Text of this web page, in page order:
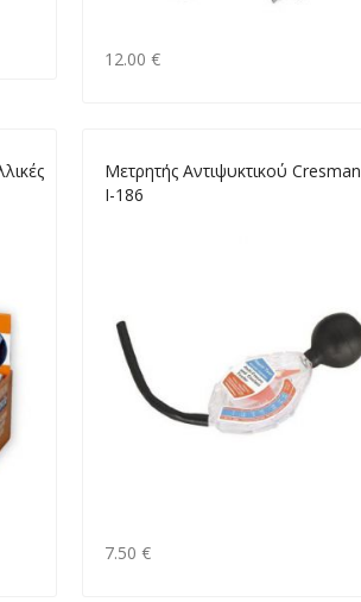
12.00 €
Μετρητής Αντιψυκτικού Cresman
Ι-186
7.50 €